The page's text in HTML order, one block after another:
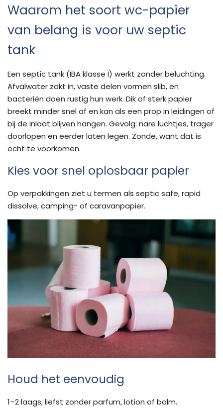
Waarom het soort wc-papier
van belang is voor uw septic
tank
Een septic tank (IBA klasse I) werkt zonder beluchting.
Afvalwater zakt in, vaste delen vormen slib, en
bacteriën doen rustig hun werk. Dik of sterk papier
breekt minder snel af en kan als een prop in leidingen of
bij de inlaat blijven hangen. Gevolg: nare luchtjes, trager
doorlopen en eerder laten legen. Zonde, want dat is
echt te voorkomen.
Kies voor snel oplosbaar papier
Op verpakkingen ziet u termen als septic safe, rapid
dissolve, camping- of caravanpapier.
Houd het eenvoudig
1–2 laags, liefst zonder parfum, lotion of balm.